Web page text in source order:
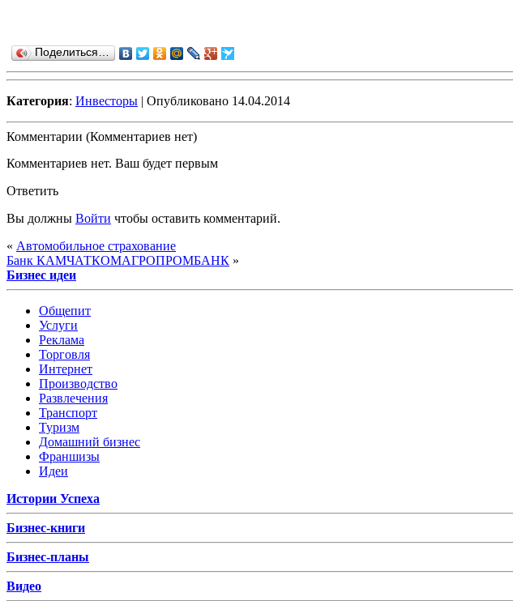
Поделиться…
Категория: Инвесторы | Опубликовано 14.04.2014
Комментарии (Комментариев нет)
Комментариев нет. Ваш будет первым
Ответить
Вы должны Войти чтобы оставить комментарий.
« Автомобильное страхование
Банк КАМЧАТКОМАГРОПРОМБАНК »
Бизнес идеи
Общепит
Услуги
Реклама
Торговля
Интернет
Производство
Развлечения
Транспорт
Туризм
Домашний бизнес
Франшизы
Идеи
Истории Успеха
Бизнес-книги
Бизнес-планы
Видео